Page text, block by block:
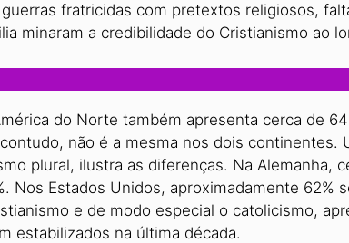
fratricidas com pretextos religiosos,
minaram a credibilidade do Cristianismo ao
do Norte também apresenta cerca de
não é a mesma nos dois continentes.
plural, ilustra as diferenças. Na Alemanha,
Nos Estados Unidos, aproximadamente 62%
e de modo especial o catolicismo,
estabilizados na última década.